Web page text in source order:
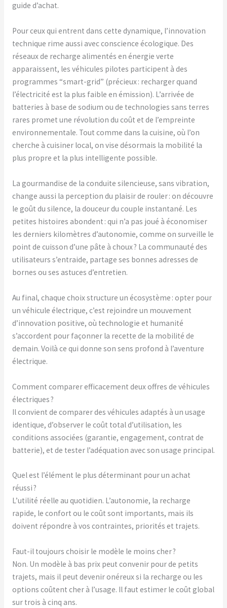
guide d’achat.
Pour ceux qui entrent dans cette dynamique, l’innovation
technique rime aussi avec conscience écologique. Des
réseaux de recharge alimentés en énergie verte
apparaissent, les véhicules pilotes participent à des
programmes “smart-grid” (précieux : recharger quand
l’électricité est la plus faible en émission). L’arrivée de
batteries à base de sodium ou de technologies sans terres
rares promet une révolution du coût et de l’empreinte
environnementale. Tout comme dans la cuisine, où l’on
cherche à cuisiner local, on vise désormais la mobilité la
plus propre et la plus intelligente possible.
La gourmandise de la conduite silencieuse, sans vibration,
change aussi la perception du plaisir de rouler : on découvre
le goût du silence, la douceur du couple instantané. Les
petites histoires abondent : qui n’a pas joué à économiser
les derniers kilomètres d’autonomie, comme on surveille le
point de cuisson d’une pâte à choux ? La communauté des
utilisateurs s’entraide, partage ses bonnes adresses de
bornes ou ses astuces d’entretien.
Au final, chaque choix structure un écosystème : opter pour
un véhicule électrique, c’est rejoindre un mouvement
d’innovation positive, où technologie et humanité
s’accordent pour façonner la recette de la mobilité de
demain. Voilà ce qui donne son sens profond à l’aventure
électrique.
Comment comparer efficacement deux offres de véhicules
électriques ?
Il convient de comparer des véhicules adaptés à un usage
identique, d’observer le coût total d’utilisation, les
conditions associées (garantie, engagement, contrat de
batterie), et de tester l’adéquation avec son usage principal.
Quel est l’élément le plus déterminant pour un achat
réussi ?
L’utilité réelle au quotidien. L’autonomie, la recharge
rapide, le confort ou le coût sont importants, mais ils
doivent répondre à vos contraintes, priorités et trajets.
Faut-il toujours choisir le modèle le moins cher ?
Non. Un modèle à bas prix peut convenir pour de petits
trajets, mais il peut devenir onéreux si la recharge ou les
options coûtent cher à l’usage. Il faut estimer le coût global
sur trois à cinq ans.